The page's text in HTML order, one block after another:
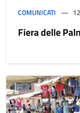
COMUNICATI
Fiera delle